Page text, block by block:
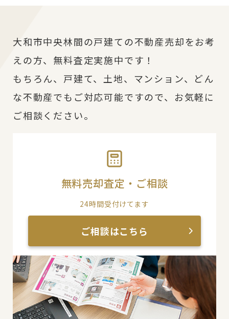
大和市中央林間の戸建ての不動産売却をお考
えの方、無料査定実施中です！
もちろん、戸建て、土地、マンション、どん
な不動産でもご対応可能ですので、お気軽に
ご相談ください。
無料売却査定・ご相談
24時間受付けてます
ご相談はこちら